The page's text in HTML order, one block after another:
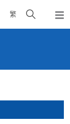
繁
开
弹
出